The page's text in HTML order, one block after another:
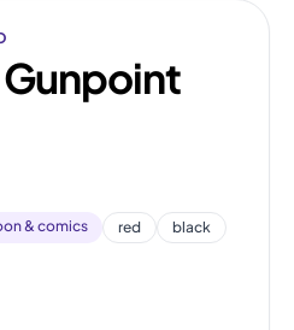
& comics red
black